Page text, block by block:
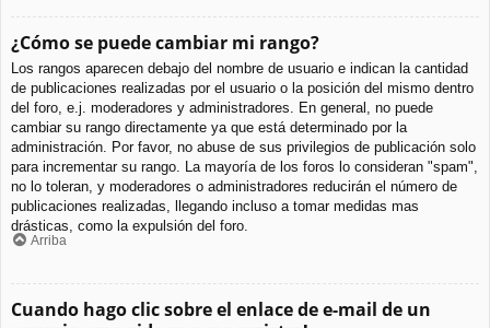
¿Cómo se puede cambiar mi rango?
Los rangos aparecen debajo del nombre de usuario e indican la cantidad
de publicaciones realizadas por el usuario o la posición del mismo dentro
del foro, e.j. moderadores y administradores. En general, no puede
cambiar su rango directamente ya que está determinado por la
administración. Por favor, no abuse de sus privilegios de publicación solo
para incrementar su rango. La mayoría de los foros lo consideran "spam",
no lo toleran, y moderadores o administradores reducirán el número de
publicaciones realizadas, llegando incluso a tomar medidas mas
drásticas, como la expulsión del foro.
Arriba
Cuando hago clic sobre el enlace de e-mail de un